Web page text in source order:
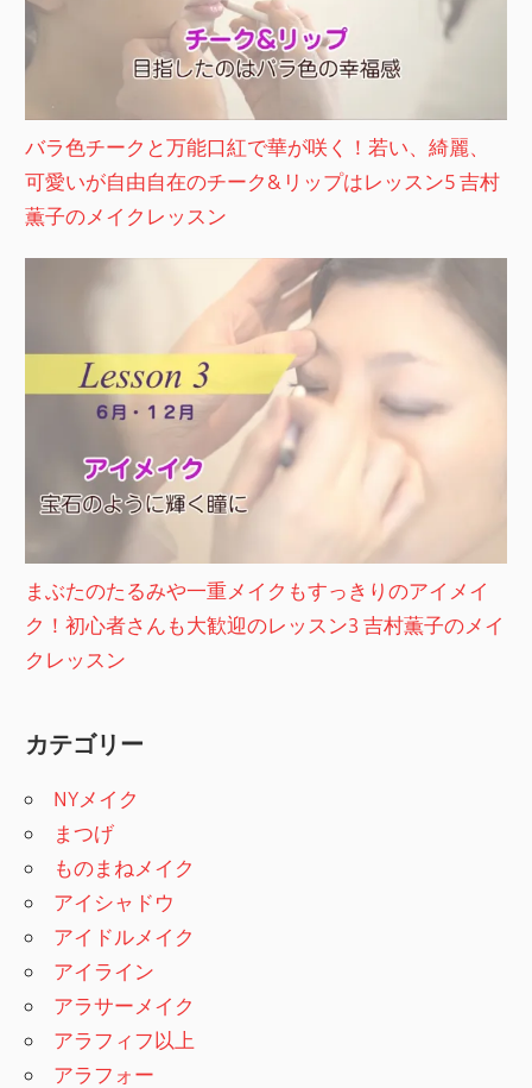
バラ色チークと万能口紅で華が咲く！若い、綺麗、
可愛いが自由自在のチーク&リップはレッスン5 吉村
薫子のメイクレッスン
まぶたのたるみや一重メイクもすっきりのアイメイ
ク！初心者さんも大歓迎のレッスン3 吉村薫子のメイ
クレッスン
カテゴリー
NYメイク
まつげ
ものまねメイク
アイシャドウ
アイドルメイク
アイライン
アラサーメイク
アラフィフ以上
アラフォー